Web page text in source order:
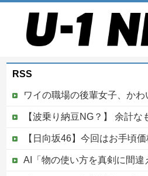
RSS
ワイの職場の後輩女子、かわいくていい匂
【波乗り納豆NG？】 余計なもん食わないで納
【日向坂46】今回はお手頃価格？日向
AI「物の使い方を真剣に間違えてる人